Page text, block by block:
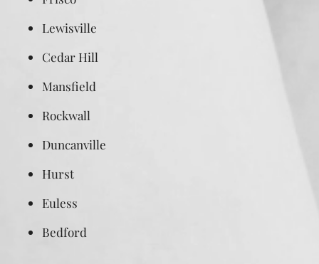
Lewisville
Cedar Hill
Mansfield
Rockwall
Duncanville
Hurst
Euless
Bedford